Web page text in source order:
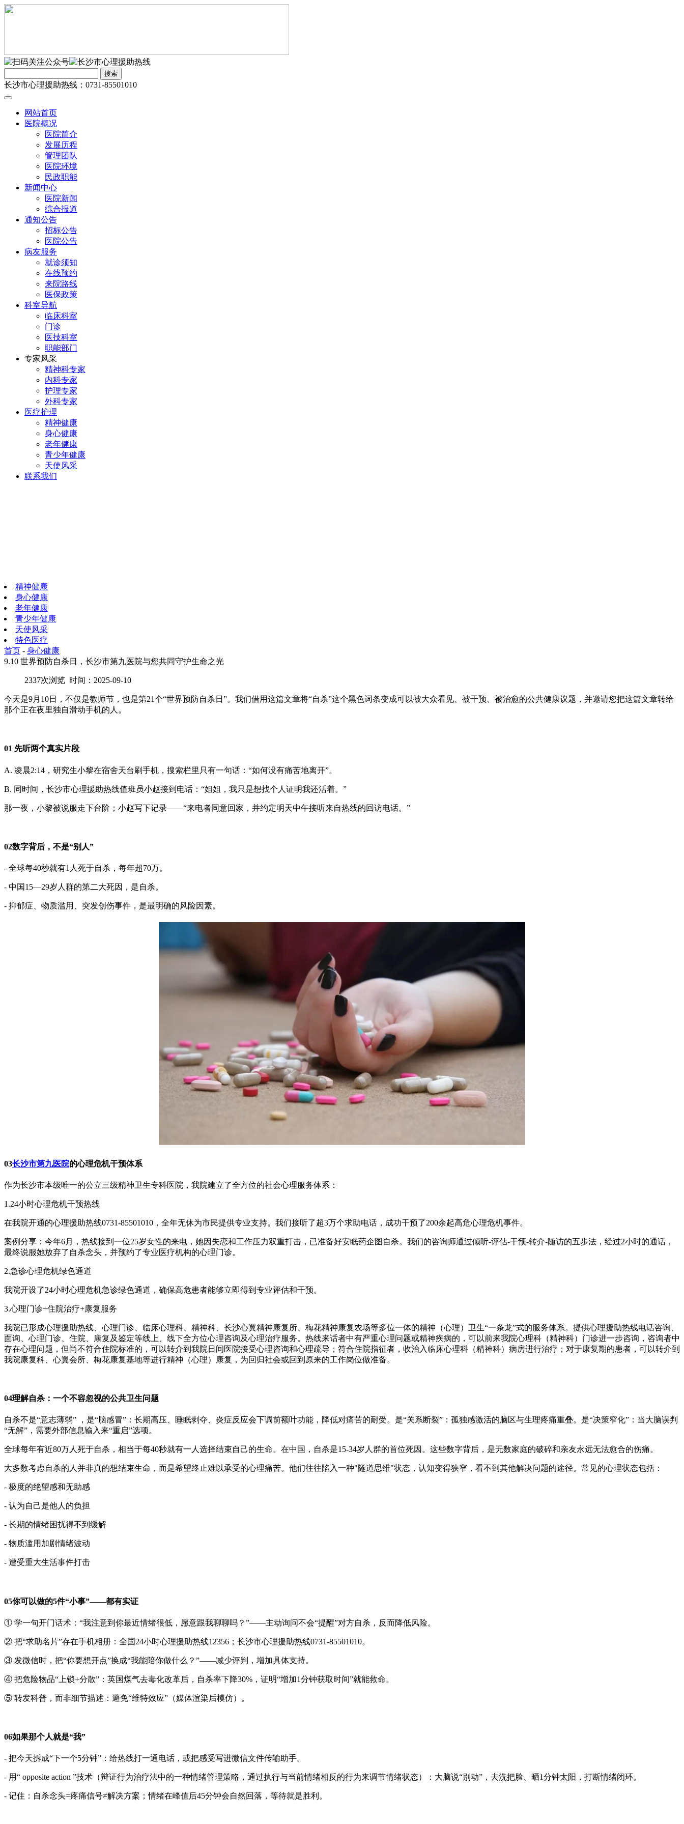
长沙市心理援助热线：0731-85501010
网站首页
医院概况
医院简介
发展历程
管理团队
医院环境
民政职能
新闻中心
医院新闻
综合报道
通知公告
招标公告
医院公告
病友服务
就诊须知
在线预约
来院路线
医保政策
科室导航
临床科室
门诊
医技科室
职能部门
专家风采
精神科专家
内科专家
护理专家
外科专家
医疗护理
精神健康
身心健康
老年健康
青少年健康
天使风采
联系我们
精神健康
身心健康
老年健康
青少年健康
天使风采
特色医疗
首页 - 身心健康
9.10 世界预防自杀日，长沙市第九医院与您共同守护生命之光
2337次浏览 时间：2025-09-10
今天是9月10日，不仅是教师节，也是第21个“世界预防自杀日”。我们借用这篇文章将“自杀”这个黑色词条变成可以被大众看见、被干预、被治愈的公共健康议题，并邀请您把这篇文章转给
那个正在夜里独自滑动手机的人。
01 先听两个真实片段
A. 凌晨2:14，研究生小黎在宿舍天台刷手机，搜索栏里只有一句话：“如何没有痛苦地离开”。
B. 同时间，长沙市心理援助热线值班员小赵接到电话：“姐姐，我只是想找个人证明我还活着。”
那一夜，小黎被说服走下台阶；小赵写下记录——“来电者同意回家，并约定明天中午接听来自热线的回访电话。”
02数字背后，不是“别人”
- 全球每40秒就有1人死于自杀，每年超70万。
- 中国15—29岁人群的第二大死因，是自杀。
- 抑郁症、物质滥用、突发创伤事件，是最明确的风险因素。
03长沙市第九医院的心理危机干预体系
作为长沙市本级唯一的公立三级精神卫生专科医院，我院建立了全方位的社会心理服务体系：
1.24小时心理危机干预热线
在我院开通的心理援助热线0731-85501010，全年无休为市民提供专业支持。我们接听了超3万个求助电话，成功干预了200余起高危心理危机事件。
案例分享：今年6月，热线接到一位25岁女性的来电，她因失恋和工作压力双重打击，已准备好安眠药企图自杀。我们的咨询师通过倾听-评估-干预-转介-随访的五步法，经过2小时的通话，
最终说服她放弃了自杀念头，并预约了专业医疗机构的心理门诊。
2.急诊心理危机绿色通道
我院开设了24小时心理危机急诊绿色通道，确保高危患者能够立即得到专业评估和干预。
3.心理门诊+住院治疗+康复服务
我院已形成心理援助热线、心理门诊、临床心理科、精神科、长沙心翼精神康复所、梅花精神康复农场等多位一体的精神（心理）卫生“一条龙”式的服务体系。提供心理援助热线电话咨询、
面询、心理门诊、住院、康复及鉴定等线上、线下全方位心理咨询及心理治疗服务。热线来话者中有严重心理问题或精神疾病的，可以前来我院心理科（精神科）门诊进一步咨询，咨询者中
存在心理问题，但尚不符合住院标准的，可以转介到我院日间医院接受心理咨询和心理疏导；符合住院指征者，收治入临床心理科（精神科）病房进行治疗；对于康复期的患者，可以转介到
我院康复科、心翼会所、梅花康复基地等进行精神（心理）康复，为回归社会或回到原来的工作岗位做准备。
04理解自杀：一个不容忽视的公共卫生问题
自杀不是“意志薄弱” ，是“脑感冒”：长期高压、睡眠剥夺、炎症反应会下调前额叶功能，降低对痛苦的耐受。是“关系断裂”：孤独感激活的脑区与生理疼痛重叠。是“决策窄化”：当大脑误判
“无解”，需要外部信息输入来“重启”选项。
全球每年有近80万人死于自杀，相当于每40秒就有一人选择结束自己的生命。在中国，自杀是15-34岁人群的首位死因。这些数字背后，是无数家庭的破碎和亲友永远无法愈合的伤痛。
大多数考虑自杀的人并非真的想结束生命，而是希望终止难以承受的心理痛苦。他们往往陷入一种"隧道思维"状态，认知变得狭窄，看不到其他解决问题的途径。常见的心理状态包括：
- 极度的绝望感和无助感
- 认为自己是他人的负担
- 长期的情绪困扰得不到缓解
- 物质滥用加剧情绪波动
- 遭受重大生活事件打击
05你可以做的5件“小事”——都有实证
① 学一句开门话术：“我注意到你最近情绪很低，愿意跟我聊聊吗？”——主动询问不会“提醒”对方自杀，反而降低风险。
② 把“求助名片”存在手机相册：全国24小时心理援助热线12356；长沙市心理援助热线0731-85501010。
③ 发微信时，把“你要想开点”换成“我能陪你做什么？”——减少评判，增加具体支持。
④ 把危险物品“上锁+分散”：英国煤气去毒化改革后，自杀率下降30%，证明“增加1分钟获取时间”就能救命。
⑤ 转发科普，而非细节描述：避免“维特效应”（媒体渲染后模仿）。
06如果那个人就是“我”
- 把今天拆成“下一个5分钟”：给热线打一通电话，或把感受写进微信文件传输助手。
- 用“ opposite action ”技术（辩证行为治疗法中的一种情绪管理策略，通过执行与当前情绪相反的行为来调节情绪状态）：大脑说“别动”，去洗把脸、晒1分钟太阳，打断情绪闭环。
- 记住：自杀念头=疼痛信号≠解决方案；情绪在峰值后45分钟会自然回落，等待就是胜利。